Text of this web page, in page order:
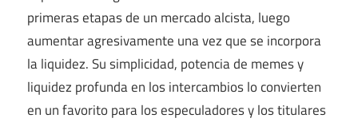
primeras etapas de un mercado alcista, luego
aumentar agresivamente una vez que se incorpora
la liquidez. Su simplicidad, potencia de memes y
liquidez profunda en los intercambios lo convierten
en un favorito para los especuladores y los titulares